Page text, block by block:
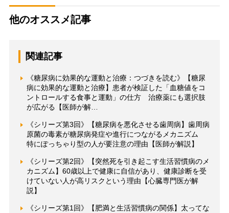
他のオススメ記事
関連記事
《糖尿病に効果的な運動と治療：つづきを読む》【糖尿
病に効果的な運動と治療】患者が検証した「血糖値をコ
ントロールする食事と運動」の仕方 治療薬にも選択肢
が広がる【医師が解…
《シリーズ第3回》【糖尿病を悪化させる歯周病】歯周病
原菌の毒素が糖尿病発症や進行につながるメカニズム
特にぽっちゃり型の人が要注意の理由【医師が解説】
《シリーズ第2回》【突然死を引き起こす生活習慣病のメ
カニズム】60歳以上で健康に自信があり、健康診断を受
けていない人が高リスクという理由【心臓専門医が解
説】
《シリーズ第1回》【肥満と生活習慣病の関係】太ってな